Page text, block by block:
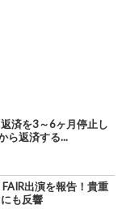
済を3～6ヶ月停止し
ら返済する...
出演を報告！貴重
も反響